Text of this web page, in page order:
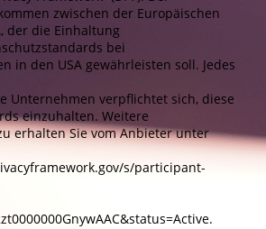
zwischen der Europäischen
der die Einhaltung
bei
in den USA gewährleisten soll. Jedes
Unternehmen verpflichtet sich, diese
einzuhalten. Weitere
erhalten Sie vom Anbieter unter
s/participant-